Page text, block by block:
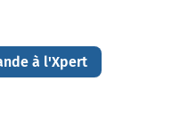
à l'Xpert